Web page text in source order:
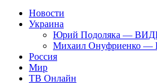
Новости
Украина
Юрий Подоляка —
Михаил Онуфриенко —
Россия
Мир
ТВ Онлайн